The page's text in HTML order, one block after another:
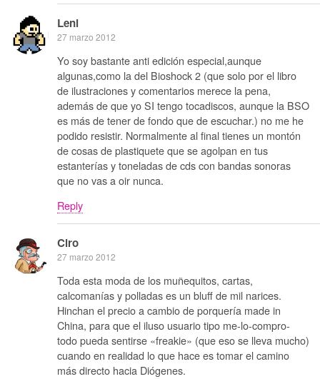
Leni
27 marzo 2012
Yo soy bastante anti edición especial,aunque
algunas,como la del Bioshock 2 (que solo por el libro
de ilustraciones y comentarios merece la pena,
además de que yo SI tengo tocadiscos, aunque la BSO
es más de tener de fondo que de escuchar.) no me he
podido resistir. Normalmente al final tienes un montón
de cosas de plastiquete que se agolpan en tus
estanterías y toneladas de cds con bandas sonoras
que no vas a oir nunca.
Reply
Ciro
27 marzo 2012
Toda esta moda de los muñequitos, cartas,
calcomanías y polladas es un bluff de mil narices.
Hinchan el precio a cambio de porquería made in
China, para que el iluso usuario tipo me-lo-compro-
todo pueda sentirse «freakie» (que eso se lleva mucho)
cuando en realidad lo que hace es tomar el camino
más directo hacia Diógenes.